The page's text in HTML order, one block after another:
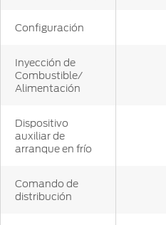
Configuración
Inyección de
Combustible/
Alimentación
Dispositivo
auxiliar de
arranque en frío
Comando de
distribución